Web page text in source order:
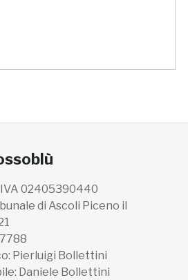
02405390440
di Ascoli Piceno il
Pierluigi Bollettini
Daniele Bollettini